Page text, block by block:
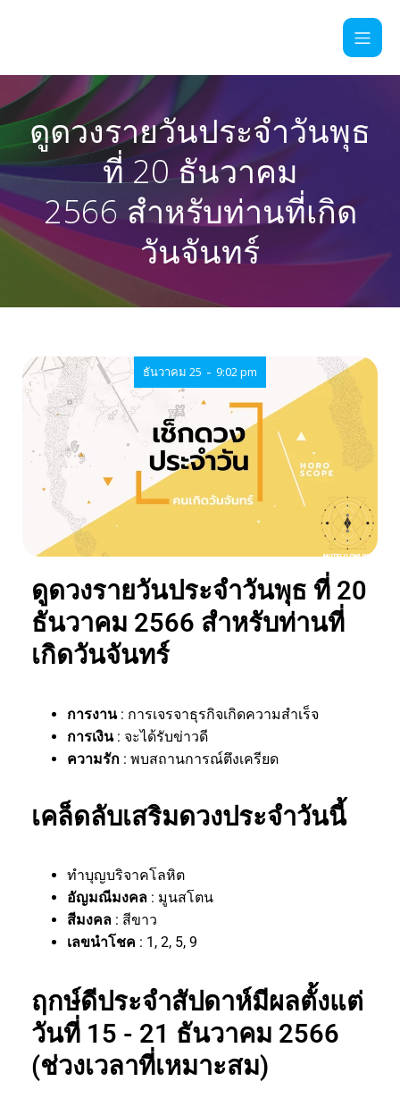
ดูดวงรายวันประจำวันพุธ
ที่ 20 ธันวาคม
2566 สำหรับท่านที่เกิด
วันจันทร์
ธันวาคม 25 - 9:02 pm
ดูดวงรายวันประจำวันพุธ ที่ 20
ธันวาคม 2566 สำหรับท่านที่
เกิดวันจันทร์
การงาน: การเจรจาธุรกิจเกิดความสำเร็จ
การเงิน: จะได้รับข่าวดี
ความรัก : พบสถานการณ์ตึงเครียด
เคล็ดลับเสริมดวงประจำวันนี้
ทำบุญบริจาคโลหิต
อัญมณีมงคล : มูนสโตน
สีมงคล : สีขาว
เลขนำโชค : 1, 2, 5, 9
ฤกษ์ดีประจำสัปดาห์มีผลตั้งแต่
วันที่ 15 - 21 ธันวาคม 2566
(ช่วงเวลาที่เหมาะสม)